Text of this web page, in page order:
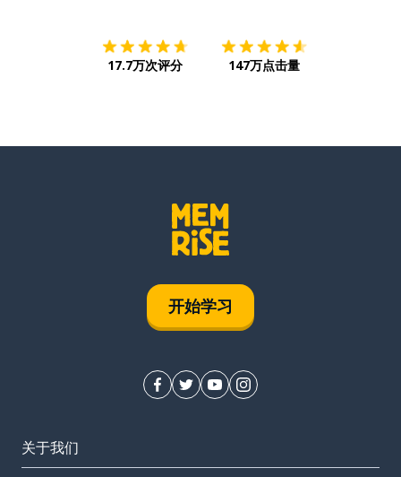
17.7万次评分 147万点击量
开始学习
关于我们